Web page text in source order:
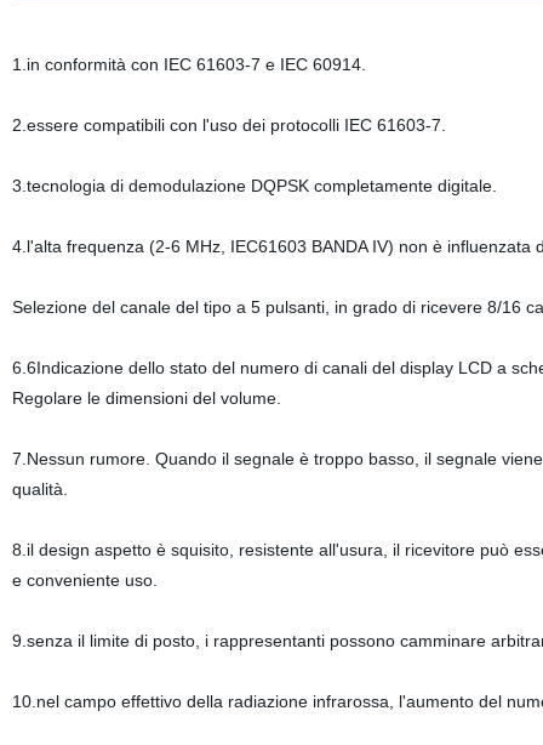
1.in conformità con IEC 61603-7 e IEC 60914.
2.essere compatibili con l'uso dei protocolli IEC 61603-7.
3.tecnologia di demodulazione DQPSK completamente digitale.
4.l'alta frequenza (2-6 MHz, IEC61603 BANDA IV) non è
Selezione del canale del tipo a 5 pulsanti, in grado di ricevere 8/16
6.6Indicazione dello stato del numero di canali del display LCD a
Regolare le dimensioni del volume.
7.Nessun rumore. Quando il segnale è troppo basso, il segnale
qualità.
8.il design aspetto è squisito, resistente all'usura, il ricevitore può
e conveniente uso.
9.senza il limite di posto, i rappresentanti possono camminare
10.nel campo effettivo della radiazione infrarossa, l'aumento del